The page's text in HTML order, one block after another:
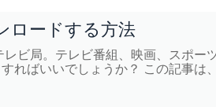
ロードする方法
ビ局。テレビ番組、映画、スポー
ればいいでしょうか？ この記事は